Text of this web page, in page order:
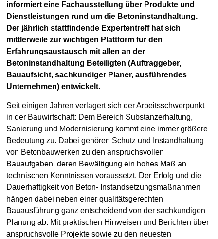
informiert eine Fachausstellung über Produkte und
Dienstleistungen rund um die Betoninstandhaltung.
Der jährlich stattfindende Expertentreff hat sich
mittlerweile zur wichtigen Plattform für den
Erfahrungsaustausch mit allen an der
Betoninstandhaltung Beteiligten (Auftraggeber,
Bauaufsicht, sachkundiger Planer, ausführendes
Unternehmen) entwickelt.
Seit einigen Jahren verlagert sich der Arbeitsschwerpunkt
in der Bauwirtschaft: Dem Bereich Substanzerhaltung,
Sanierung und Modernisierung kommt eine immer größere
Bedeutung zu. Dabei gehören Schutz und Instandhaltung
von Betonbauwerken zu den anspruchsvollen
Bauaufgaben, deren Bewältigung ein hohes Maß an
technischen Kenntnissen voraussetzt. Der Erfolg und die
Dauerhaftigkeit von Beton- Instandsetzungsmaßnahmen
hängen dabei neben einer qualitätsgerechten
Bauausführung ganz entscheidend von der sachkundigen
Planung ab. Mit praktischen Hinweisen und Berichten über
anspruchsvolle Projekte sowie zu den neuesten